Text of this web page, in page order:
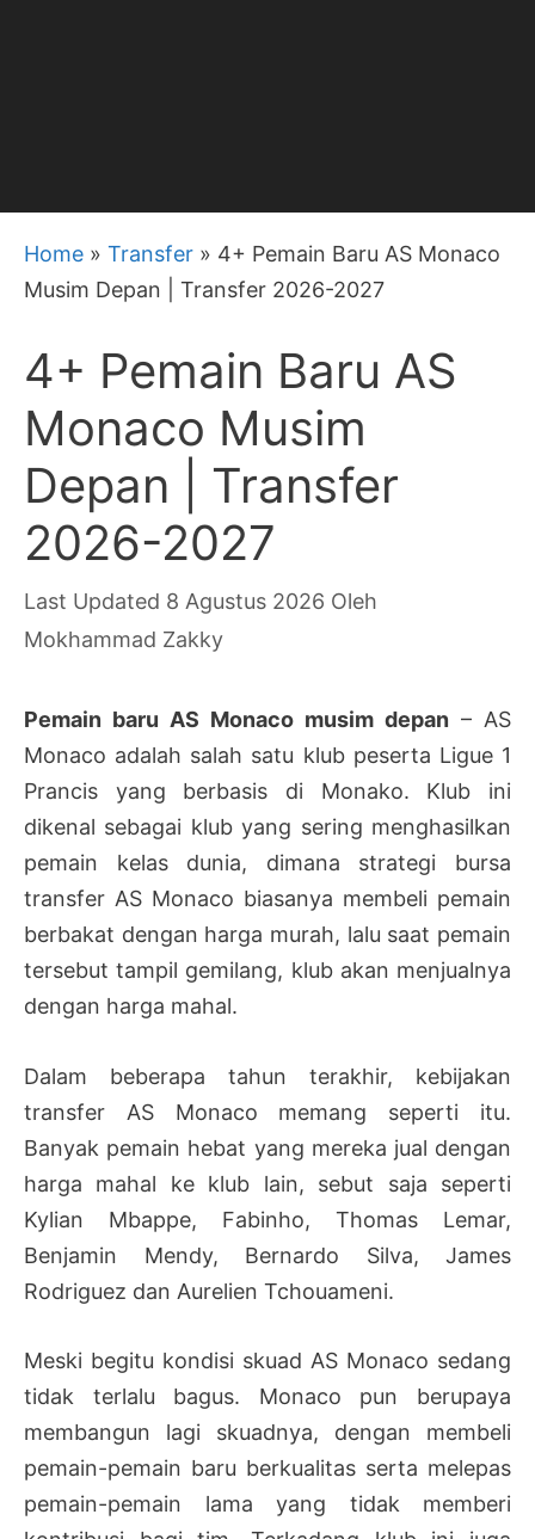
Home » Transfer » 4+ Pemain Baru AS Monaco
Musim Depan | Transfer 2026-2027
4+ Pemain Baru AS
Monaco Musim
Depan | Transfer
2026-2027
8 Agustus 2026 Oleh
Mokhammad Zakky
Pemain baru AS Monaco musim depan – AS
Monaco adalah salah satu klub peserta Ligue 1
Prancis yang berbasis di Monako. Klub ini
dikenal sebagai klub yang sering menghasilkan
pemain kelas dunia, dimana strategi bursa
transfer AS Monaco biasanya membeli pemain
berbakat dengan harga murah, lalu saat pemain
tersebut tampil gemilang, klub akan menjualnya
dengan harga mahal.
Dalam beberapa tahun terakhir, kebijakan
transfer AS Monaco memang seperti itu.
Banyak pemain hebat yang mereka jual dengan
harga mahal ke klub lain, sebut saja seperti
Kylian Mbappe, Fabinho, Thomas Lemar,
Benjamin Mendy, Bernardo Silva, James
Rodriguez dan Aurelien Tchouameni.
Meski begitu kondisi skuad AS Monaco sedang
tidak terlalu bagus. Monaco pun berupaya
membangun lagi skuadnya, dengan membeli
pemain-pemain baru berkualitas serta melepas
pemain-pemain lama yang tidak memberi